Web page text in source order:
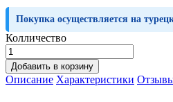
Покупка осуществляется на
Колличество
Добавить в корзину
Описание Характеристики